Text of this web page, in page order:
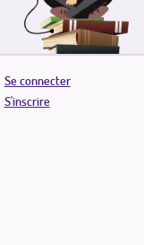
Se connecter
S'inscrire